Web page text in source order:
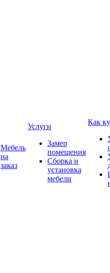
Мебель
на
заказ
Услуги
Замер
помещения
Сборка и
установка
мебели
Как